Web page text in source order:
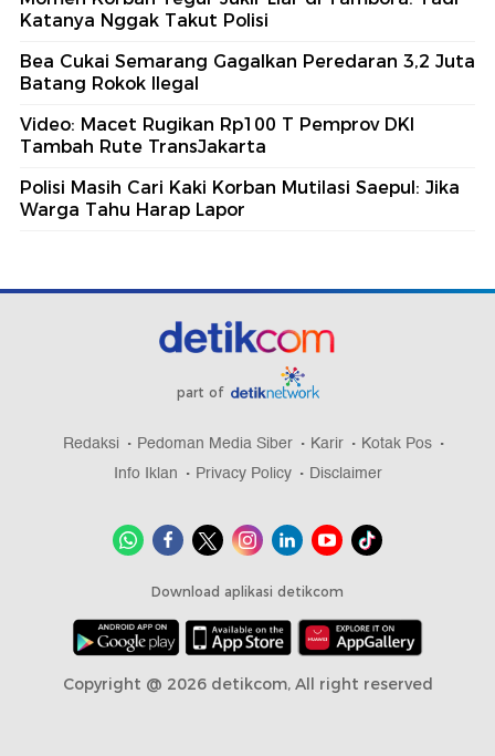
Katanya Nggak Takut Polisi
Bea Cukai Semarang Gagalkan Peredaran 3,2 Juta
Batang Rokok Ilegal
Video: Macet Rugikan Rp100 T Pemprov DKI
Tambah Rute TransJakarta
Polisi Masih Cari Kaki Korban Mutilasi Saepul: Jika
Warga Tahu Harap Lapor
part of
Redaksi Pedoman Media Siber Karir
Kotak Pos
Info Iklan
Privacy Policy Disclaimer
Download aplikasi detikcom
Copyright @ 2026 detikcom, All right reserved